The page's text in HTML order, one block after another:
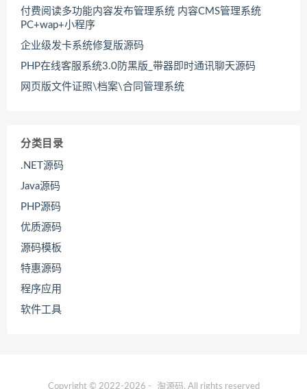
付费阅读多功能内容发布管理系统 内容CMS管理系统
PC+wap+小程序
企业级发卡系统修复版源码
PHP在线客服系统3.0防黑版_带器即时通讯聊天源码
网页版文件证照\档案\合同管理系统
分类目录
.NET源码
Java源码
PHP源码
优质源码
源码模板
特惠源码
程序应用
软件工具
Copyright © 2022-2026 - 淘源码. All rights reserved